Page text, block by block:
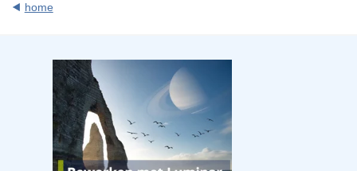
home